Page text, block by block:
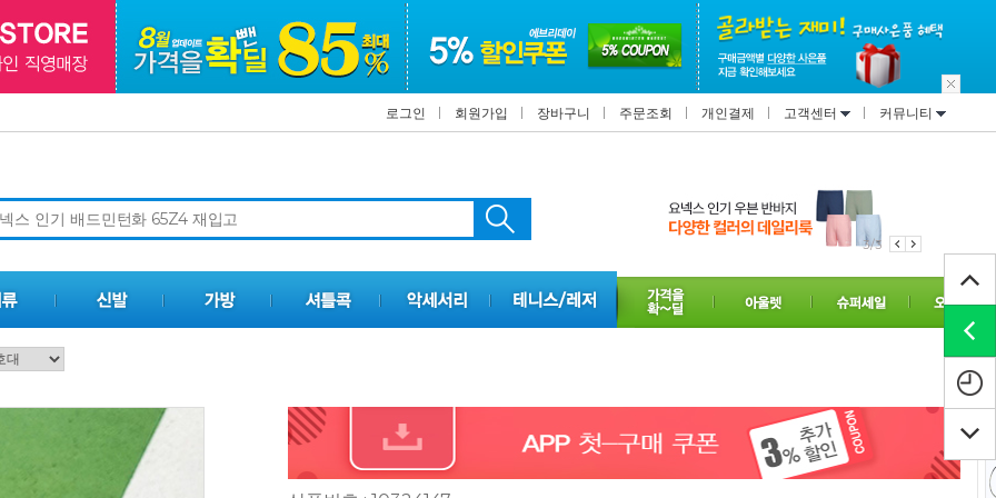
로그인 회원가입 장바구니 주문조회 개인결제 고객센터 커뮤니티
1/3